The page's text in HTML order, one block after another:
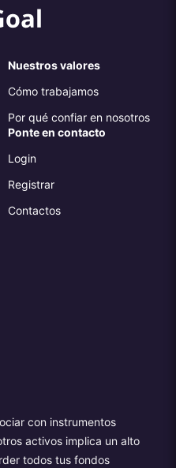
Nuestros valores
Cómo trabajamos
Por qué confiar en nosotros
Ponte en contacto
Login
Registrar
Contactos
con instrumentos
activos implica un alto
todos tus fondos